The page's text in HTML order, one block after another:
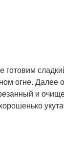
огне. Далее
и